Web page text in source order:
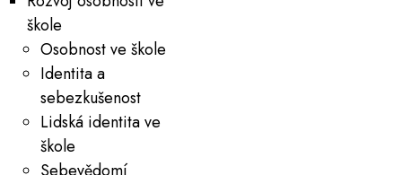
škole
Osobnost ve škole
Identita a
sebezkušenost
Lidská identita ve
škole